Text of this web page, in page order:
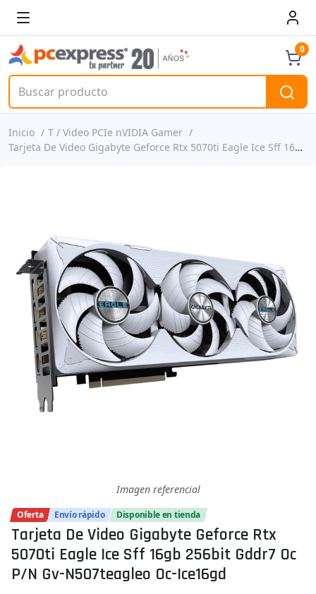
0
Inicio
T / Video PCIe nVIDIA Gamer
Tarjeta De Video Gigabyte Geforce Rtx 5070ti Eagle Ice Sff 16gb 256bit Gddr7 Oc P/n Gv-n507teagleo Oc-ice16gd
Imagen referencial
Oferta Envío rápido Disponible en tienda
Tarjeta De Video Gigabyte Geforce Rtx
5070ti Eagle Ice Sff 16gb 256bit Gddr7 Oc
P/n Gv-N507teagleo Oc-Ice16gd